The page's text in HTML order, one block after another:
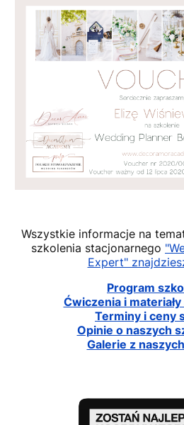
Wszystkie informacje na
szkolenia stacjonarnego
Expert"
Program
Ćwiczenia i
Terminy i ceny
Opinie o naszych
Galerie z